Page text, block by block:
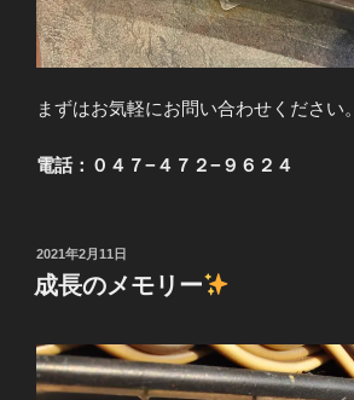
まずはお気軽にお問い合わせください。
電話：０４７−４７２−９６２４
投
稿
日:
2021年2月11日
成長のメモリー